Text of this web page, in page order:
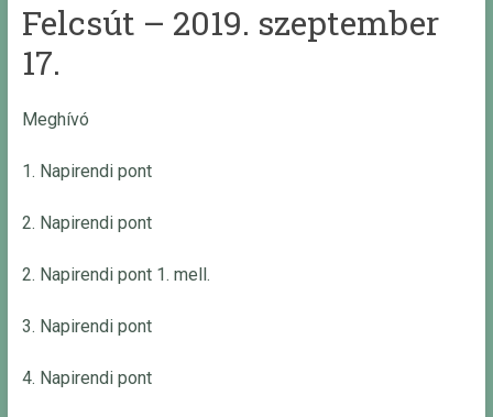
Felcsút – 2019. szeptember
17.
Meghívó
1. Napirendi pont
2. Napirendi pont
2. Napirendi pont 1. mell.
3. Napirendi pont
4. Napirendi pont